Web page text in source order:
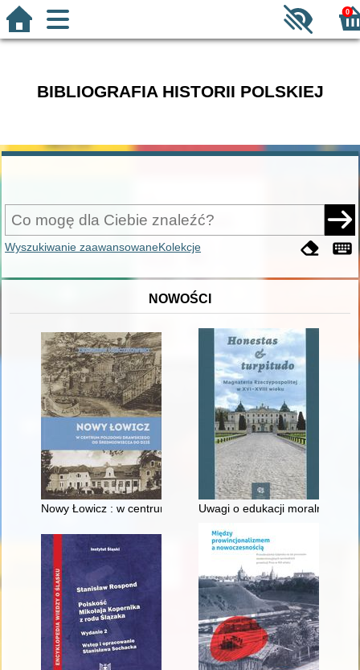
0
BIBLIOGRAFIA HISTORII POLSKIEJ
Wyszukiwanie zaawansowaneKolekcje
NOWOŚCI
Nowy Łowicz : w centrum poligonu drawskiego od
Uwagi o edukacji moralnej